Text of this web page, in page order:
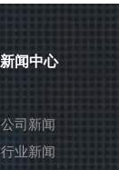
新闻中心
公司新闻
行业新闻